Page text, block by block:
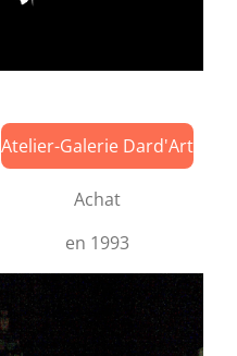
Atelier-Galerie Dard'Art
Achat
en 1993